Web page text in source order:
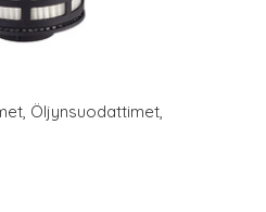
, Öljynsuodattimet,